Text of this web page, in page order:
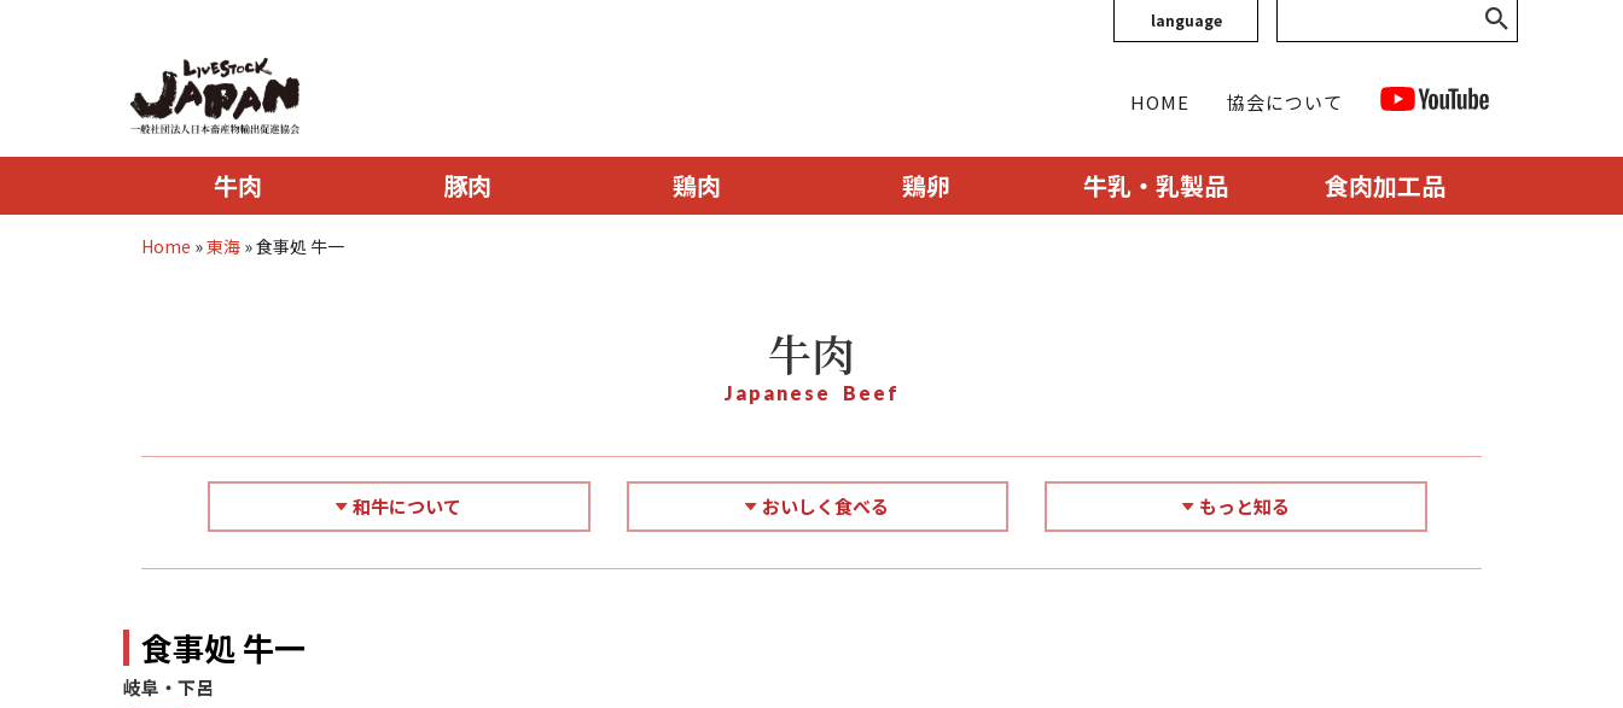
language
HOME 協会について
牛肉 豚肉 鶏肉 鶏卵 牛乳・乳製品 食肉加工品
Home »東海 »食事処 牛一
牛肉
Japanese Beef
和牛について おいしく食べる もっと知る
食事処 牛一
岐阜・下呂